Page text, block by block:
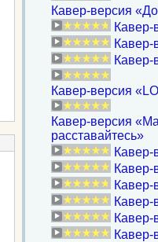
Кавер-версия
Кавер-
Кавер-
Кавер-
Кавер-версия
Кавер-версия
расставайтесь»
Кавер-
Кавер-
Кавер-
Кавер-